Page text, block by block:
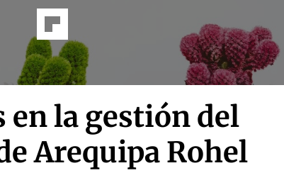
en la gestión del
Arequipa Rohel